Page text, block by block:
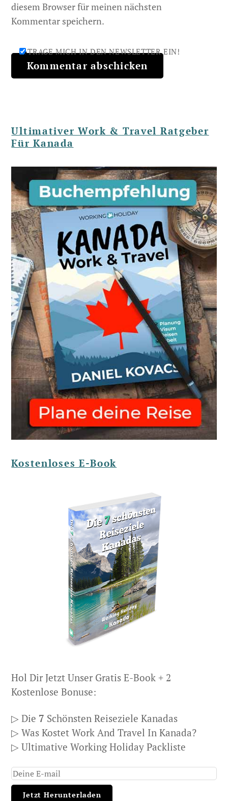
diesem Browser für meinen nächsten
Kommentar speichern.
TRAGE MICH IN DEN NEWSLETTER EIN!
Ultimativer Work & Travel Ratgeber
Für Kanada
Kostenloses E-Book
Hol Dir Jetzt Unser Gratis E-Book + 2
Kostenlose Bonuse:
▷ Die 7 Schönsten Reiseziele Kanadas
▷ Was Kostet Work And Travel In Kanada?
▷ Ultimative Working Holiday Packliste